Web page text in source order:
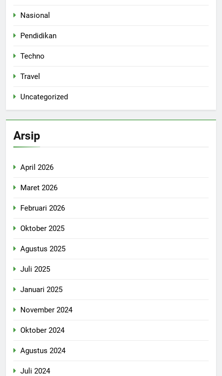
Nasional
Pendidikan
Techno
Travel
Uncategorized
Arsip
April 2026
Maret 2026
Februari 2026
Oktober 2025
Agustus 2025
Juli 2025
Januari 2025
November 2024
Oktober 2024
Agustus 2024
Juli 2024